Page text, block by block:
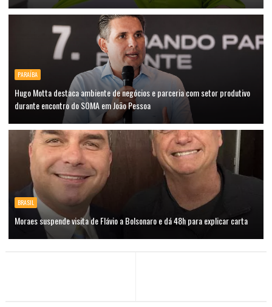
PARAÍBA
Hugo Motta destaca ambiente de negócios e parceria com setor produtivo
durante encontro do SOMA em João Pessoa
BRASIL
Moraes suspende visita de Flávio a Bolsonaro e dá 48h para explicar carta